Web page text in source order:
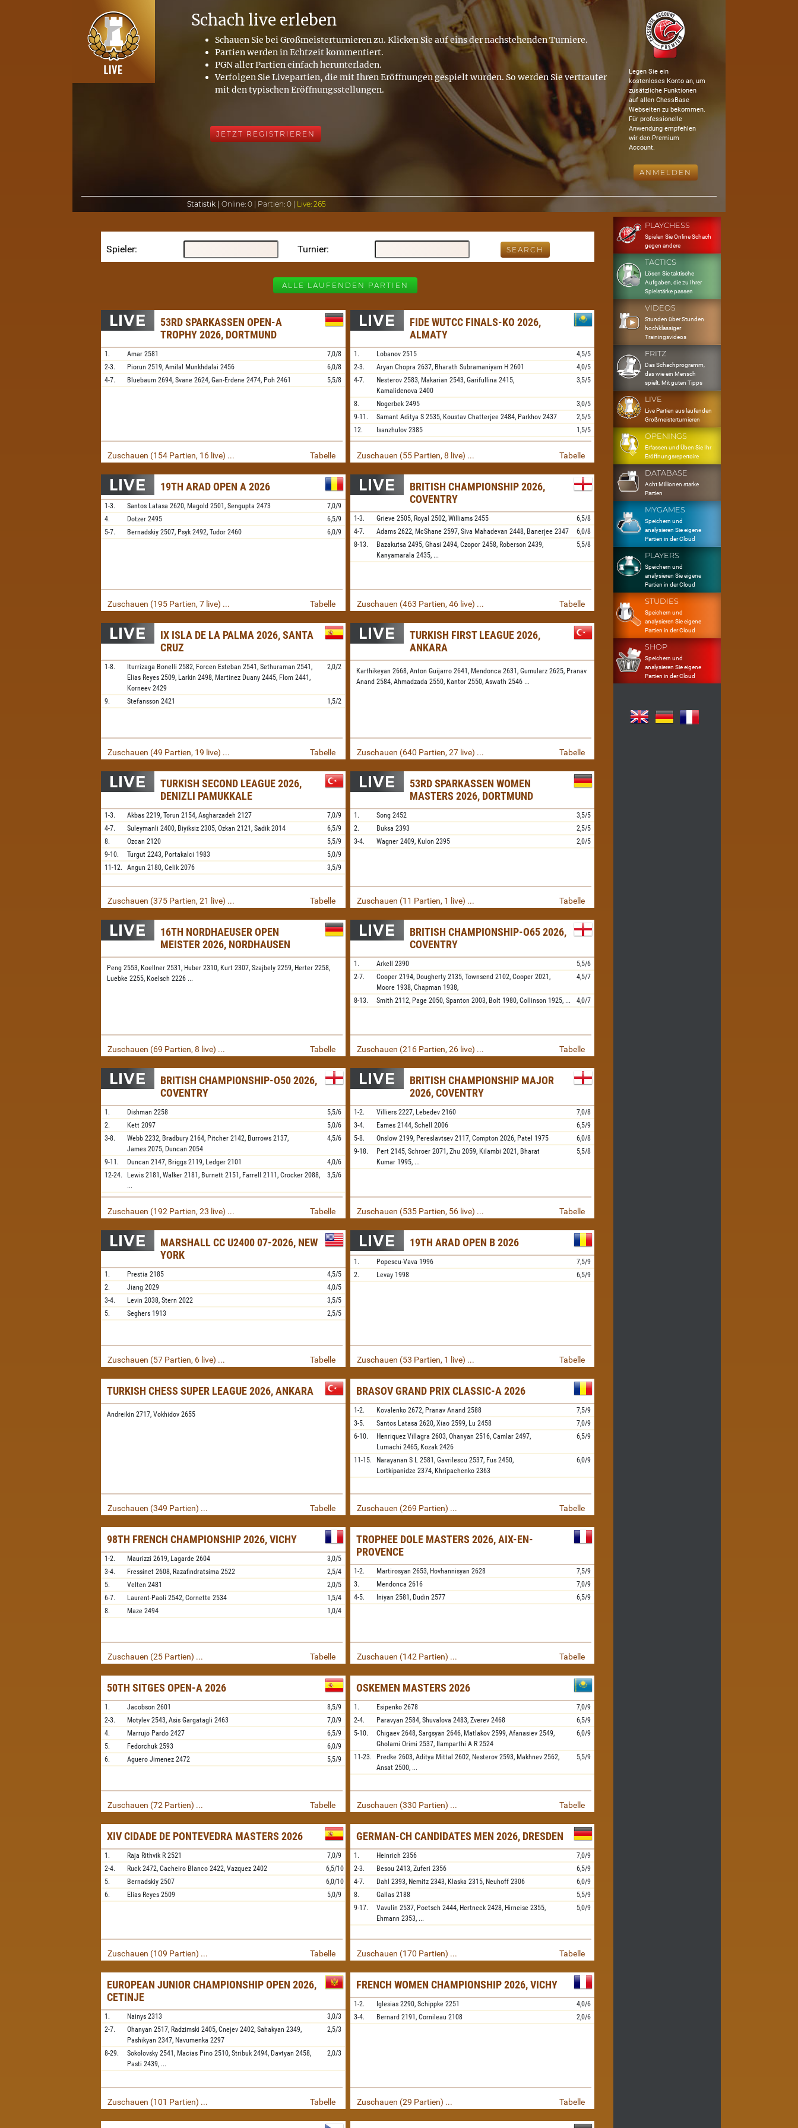
Schach live erleben
Schauen Sie bei Großmeisterturnieren zu. Klicken Sie auf eins der nachstehenden Turniere.
Partien werden in Echtzeit kommentiert.
PGN aller Partien einfach herunterladen.
Verfolgen Sie Livepartien, die mit Ihren Eröffnungen gespielt wurden. So werden Sie vertrauter
mit den typischen Eröffnungsstellungen.
JETZT REGISTRIEREN
Legen Sie ein
kostenloses Konto an, um
zusätzliche Funktionen
auf allen ChessBase
Webseiten zu bekommen.
Für professionelle
Anwendung empfehlen
wir den Premium
Account.
ANMELDEN
Statistik | Online:0 | Partien:0 | Live:265
Spieler Turnier
ALLE LAUFENDEN PARTIEN
53RD SPARKASSEN OPEN-A
TROPHY 2026, DORTMUND
1. Amar 2581
7,0/8
2-3.
Piorun 2519,Amilal Munkhdalai 2456
6,0/8
4-7.
Bluebaum 2694,Svane 2624,Gan-Erdene 2474, Poh 2461 5,5/8
Zuschauen (154 Partien, 16 live) ... Tabelle
FIDE WUTCC FINALS-KO 2026,
ALMATY
1. Lobanov 2515
4,5/5
2-3.
Aryan Chopra 2637, Bharath Subramaniyam H 2601
4,0/5
4-7.
Nesterov 2583, Makarian 2543, Garifullina 2415,
Kamalidenova 2400
3,5/5
8. Nogerbek 2495
3,0/5
9-11.
Samant Aditya S 2535, Koustav Chatterjee 2484, Parkhov 2437
2,5/5
12.
Isanzhulov 2385 1,5/5
Zuschauen (55 Partien, 8 live) ... Tabelle
19TH ARAD OPEN A 2026
1-3. Santos Latasa 2620, Magold 2501,Sengupta 2473
7,0/9
4.
Dotzer 2495
6,5/9
5-7.
Bernadskiy 2507, Psyk 2492,Tudor 2460 6,0/9
Zuschauen (195 Partien, 7 live) ... Tabelle
BRITISH CHAMPIONSHIP 2026,
COVENTRY
1-3. Grieve 2505, Royal 2502, Williams 2455
6,5/8
4-7.
Adams 2622, McShane 2597, Siva Mahadevan 2448, Banerjee 2347
6,0/8
8-13.
Bazakutsa 2495, Ghasi 2494, Czopor 2458, Roberson 2439,
Kanyamarala 2435, ...
5,5/8
Zuschauen (463 Partien, 46 live) ... Tabelle
IX ISLA DE LA PALMA 2026, SANTA
CRUZ
1-8. Iturrizaga Bonelli 2582, Forcen Esteban 2541,Sethuraman 2541,
Elias Reyes 2509, Larkin 2498, Martinez Duany 2445, Flom 2441,
Korneev 2429
2,0/2
9. Stefansson 2421 1,5/2
Zuschauen (49 Partien, 19 live) ... Tabelle
TURKISH FIRST LEAGUE 2026,
ANKARA
Karthikeyan 2668, Anton Guijarro 2641, Mendonca 2631, Gumularz 2625, Pranav
Anand 2584, Ahmadzada 2550, Kantor 2550, Aswath 2546 ...
Zuschauen (640 Partien, 27 live) ... Tabelle
TURKISH SECOND LEAGUE 2026,
DENIZLI PAMUKKALE
1-3. Akbas 2219,Torun 2154,Asgharzadeh 2127
7,0/9
4-7.
Suleymanli 2400, Biyiksiz 2305,Ozkan 2121,Sadik 2014
6,5/9
8.
Ozcan 2120
5,5/9
9-10.
Turgut 2243, Portakalci 1983
5,0/9
11-12.
Angun 2180,Celik 2076 3,5/9
Zuschauen (375 Partien, 21 live) ... Tabelle
53RD SPARKASSEN WOMEN
MASTERS 2026, DORTMUND
1. Song 2452
3,5/5
2.
Buksa 2393
2,5/5
3-4.
Wagner 2409, Kulon 2395 2,0/5
Zuschauen (11 Partien, 1 live) ... Tabelle
16TH NORDHAEUSER OPEN
MEISTER 2026, NORDHAUSEN
Peng 2553, Koellner 2531, Huber 2310, Kurt 2307,Szajbely 2259, Herter 2258,
Luebke 2255, Koelsch 2226 ...
Zuschauen (69 Partien, 8 live) ... Tabelle
BRITISH CHAMPIONSHIP-O65 2026,
COVENTRY
1. Arkell 2390
5,5/6
2-7.
Cooper 2194, Dougherty 2135, Townsend 2102, Cooper 2021,
Moore 1938, Chapman 1938,
4,5/7
8-13. Smith 2112, Page 2050, Spanton 2003, Bolt 1980, Collinson 1925, ... 4,0/7
Zuschauen (216 Partien, 26 live) ... Tabelle
BRITISH CHAMPIONSHIP-O50 2026,
COVENTRY
1. Dishman 2258
5,5/6
2.
Kett 2097
5,0/6
3-8.
Webb 2232, Bradbury 2164, Pitcher 2142, Burrows 2137,
James 2075, Duncan 2054
4,5/6
9-11. Duncan 2147, Briggs 2119, Ledger 2101
4,0/6
12-24.
Lewis 2181,Walker 2181, Burnett 2151, Farrell 2111,Crocker 2088,
...
3,5/6
Zuschauen (192 Partien, 23 live) ... Tabelle
BRITISH CHAMPIONSHIP MAJOR
2026, COVENTRY
1-2. Villiers 2227, Lebedev 2160
7,0/8
3-4.
Eames 2144, Schell 2006
6,5/9
5-8.
Onslow 2199, Pereslavtsev 2117, Compton 2026, Patel 1975
6,0/8
9-18.
Pert 2145, Schroer 2071, Zhu 2059, Kilambi 2021, Bharat
Kumar 1995, ...
5,5/8
Zuschauen (535 Partien, 56 live) ... Tabelle
MARSHALL CC U2400 07-2026, NEW
YORK
1. Prestia 2185
4,5/5
2.
Jiang 2029
4,0/5
3-4.
Levin 2038,Stern 2022
3,5/5
5.
Seghers 1913 2,5/5
Zuschauen (57 Partien, 6 live) ... Tabelle
19TH ARAD OPEN B 2026
1. Popescu-Vava 1996
7,5/9
2.
Levay 1998 6,5/9
Zuschauen (53 Partien, 1 live) ... Tabelle
TURKISH CHESS SUPER LEAGUE 2026, ANKARA
Andreikin 2717,Vokhidov 2655
Zuschauen (349 Partien) ... Tabelle
BRASOV GRAND PRIX CLASSIC-A 2026
1-2. Kovalenko 2672, Pranav Anand 2588
7,5/9
3-5.
Santos Latasa 2620, Xiao 2599, Lu 2458
7,0/9
6-10.
Henriquez Villagra 2603, Ohanyan 2516, Camlar 2497,
Lumachi 2465, Kozak 2426
6,5/9
11-15. Narayanan S L 2581, Gavrilescu 2537, Fus 2450,
Lortkipanidze 2374, Khripachenko 2363
6,0/9
Zuschauen (269 Partien) ... Tabelle
98TH FRENCH CHAMPIONSHIP 2026, VICHY
1-2. Maurizzi 2619, Lagarde 2604
3,0/5
3-4.
Fressinet 2608, Razafindratsima 2522
2,5/4
5.
Velten 2481
2,0/5
6-7.
Laurent-Paoli 2542,Cornette 2534
1,5/4
8.
Maze 2494 1,0/4
Zuschauen (25 Partien) ... Tabelle
TROPHEE DOLE MASTERS 2026, AIX-EN-
PROVENCE
1-2. Martirosyan 2653, Hovhannisyan 2628
7,5/9
3.
Mendonca 2616
7,0/9
4-5.
Iniyan 2581, Dudin 2577 6,5/9
Zuschauen (142 Partien) ... Tabelle
50TH SITGES OPEN-A 2026
1. Jacobson 2601
8,5/9
2-3.
Motylev 2543,Asis Gargatagli 2463
7,0/9
4.
Marrujo Pardo 2427
6,5/9
5.
Fedorchuk 2593
6,0/9
6.
Aguero Jimenez 2472 5,5/9
Zuschauen (72 Partien) ... Tabelle
OSKEMEN MASTERS 2026
1. Esipenko 2678
7,0/9
2-4.
Paravyan 2584, Shuvalova 2483, Zverev 2468
6,5/9
5-10.
Chigaev 2648, Sargsyan 2646, Matlakov 2599, Afanasiev 2549,
Gholami Orimi 2537, Ilamparthi A R 2524
6,0/9
11-23. Predke 2603, Aditya Mittal 2602, Nesterov 2593, Makhnev 2562,
Ansat 2500, ...
5,5/9
Zuschauen (330 Partien) ... Tabelle
XIV CIDADE DE PONTEVEDRA MASTERS 2026
1. Raja Rithvik R 2521
7,0/9
2-4.
Ruck 2472,Cacheiro Blanco 2422,Vazquez 2402
6,5/10
5.
Bernadskiy 2507
6,0/10
6.
Elias Reyes 2509 5,0/9
Zuschauen (109 Partien) ... Tabelle
GERMAN-CH CANDIDATES MEN 2026, DRESDEN
1. Heinrich 2356
7,0/9
2-3.
Besou 2413, Zuferi 2356
6,5/9
4-7.
Dahl 2393, Nemitz 2343, Klaska 2315, Neuhoff 2306
6,0/9
8.
Gallas 2188
5,5/9
9-17.
Vavulin 2537, Poetsch 2444, Hertneck 2428, Hirneise 2355,
Ehmann 2353, ...
5,0/9
Zuschauen (170 Partien) ... Tabelle
EUROPEAN JUNIOR CHAMPIONSHIP OPEN 2026,
CETINJE
1. Nainys 2313
3,0/3
2-7.
Ohanyan 2517, Radzimski 2405,Cnejev 2402,Sahakyan 2349,
Pashikyan 2347, Navumenka 2297
2,5/3
8-29. Sokolovsky 2541, Macias Pino 2510,Stribuk 2494, Davtyan 2458,
Pasti 2439, ...
2,0/3
Zuschauen (101 Partien) ... Tabelle
FRENCH WOMEN CHAMPIONSHIP 2026, VICHY
1-2. Iglesias 2290, Schippke 2251
4,0/6
3-4.
Bernard 2191, Cornileau 2108 2,0/6
Zuschauen (29 Partien) ... Tabelle
PLAYCHESS
Spielen Sie Online Schach
gegen andere
TACTICS
Lösen Sie taktische
Aufgaben, die zu Ihrer
Spielstärke passen
VIDEOS
Stunden über Stunden
hochklassiger
Trainingsvideos
FRITZ
Das Schachprogramm,
das wie ein Mensch
spielt. Mit guten Tipps
LIVE
Live Partien aus laufenden
Großmeisterturnieren
OPENINGS
Erfassen und Üben Sie Ihr
Eröffnungsrepertoire
DATABASE
Acht Millionen starke
Partien
MYGAMES
Speichern und
analysieren Sie eigene
Partien in der Cloud
PLAYERS
Speichern und
analysieren Sie eigene
Partien in der Cloud
STUDIES
Speichern und
analysieren Sie eigene
Partien in der Cloud
SHOP
Speichern und
analysieren Sie eigene
Partien in der Cloud